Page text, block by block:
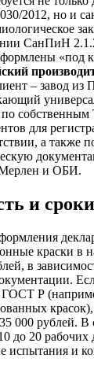
2012, но и
СанПиН
«под
– завод из
по
для
а также
и ОБИ.
и
краски в
в
ГОСТ Р
000 рублей. В
до 20
испытания и